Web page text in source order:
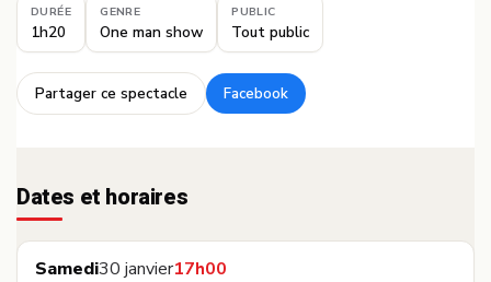
DURÉE
1h20
GENRE
One man show
PUBLIC
Tout public
Partager ce spectacle
·
Facebook
Dates et horaires
Samedi30 janvier17h00